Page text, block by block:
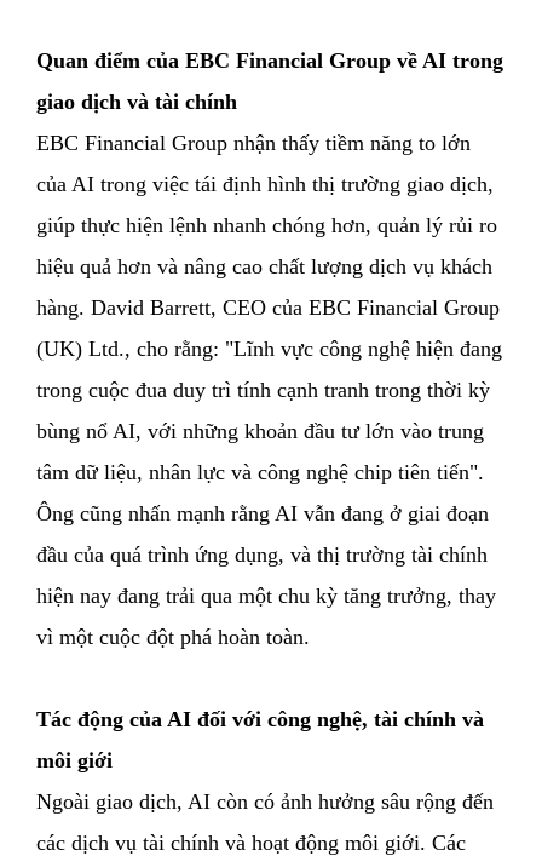
Quan điểm của EBC Financial Group về AI trong
giao dịch và tài chính
EBC Financial Group nhận thấy tiềm năng to lớn
của AI trong việc tái định hình thị trường giao dịch,
giúp thực hiện lệnh nhanh chóng hơn, quản lý rủi ro
hiệu quả hơn và nâng cao chất lượng dịch vụ khách
hàng. David Barrett, CEO của EBC Financial Group
(UK) Ltd., cho rằng: "Lĩnh vực công nghệ hiện đang
trong cuộc đua duy trì tính cạnh tranh trong thời kỳ
bùng nổ AI, với những khoản đầu tư lớn vào trung
tâm dữ liệu, nhân lực và công nghệ chip tiên tiến".
Ông cũng nhấn mạnh rằng AI vẫn đang ở giai đoạn
đầu của quá trình ứng dụng, và thị trường tài chính
hiện nay đang trải qua một chu kỳ tăng trưởng, thay
vì một cuộc đột phá hoàn toàn.
Tác động của AI đối với công nghệ, tài chính và
môi giới
Ngoài giao dịch, AI còn có ảnh hưởng sâu rộng đến
các dịch vụ tài chính và hoạt động môi giới. Các